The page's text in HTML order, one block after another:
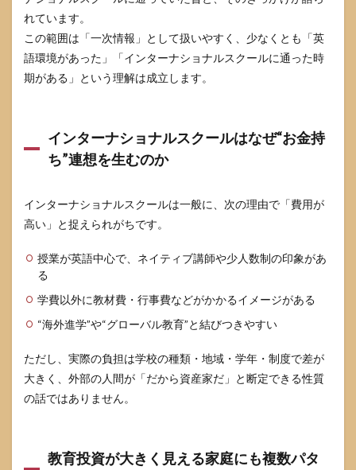
どこ
まで
信じ
れば
いい
8.4
年収
はい
か
8.5
イン
ター
ョナ
ルス
クー
持ち
確定
です
か
参考
にし
れています。
この範囲は「一次情報」として扱いやすく、少なくとも「英
語環境があった」「インターナショナルスクールに通った時
期がある」という理解は成立します。
インターナショナルスクールはなぜ“お金持
ち”連想を生むのか
インターナショナルスクールは一般に、次の理由で「費用が
高い」と捉えられがちです。
授業が英語中心で、ネイティブ講師や少人数制の印象があ
る
学費以外に教材費・行事費などがかかるイメージがある
“海外進学”や“グローバル教育”と結びつきやすい
ただし、実際の負担は学校の種類・地域・学年・制度で差が
大きく、外部の人間が「だから資産家だ」と断定できる性質
の話ではありません。
教育投資が大きく見える家庭にも複数パタ